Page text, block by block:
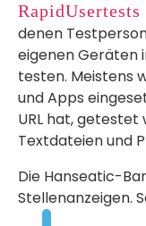
denen
eigenen Geräten
testen. Meistens
und Apps
URL hat, getestet
Textdateien und
Die Hanseatic-
Stellenanzeigen.